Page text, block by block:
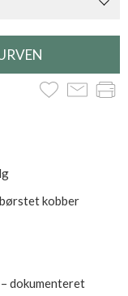
kobber
dokumenteret